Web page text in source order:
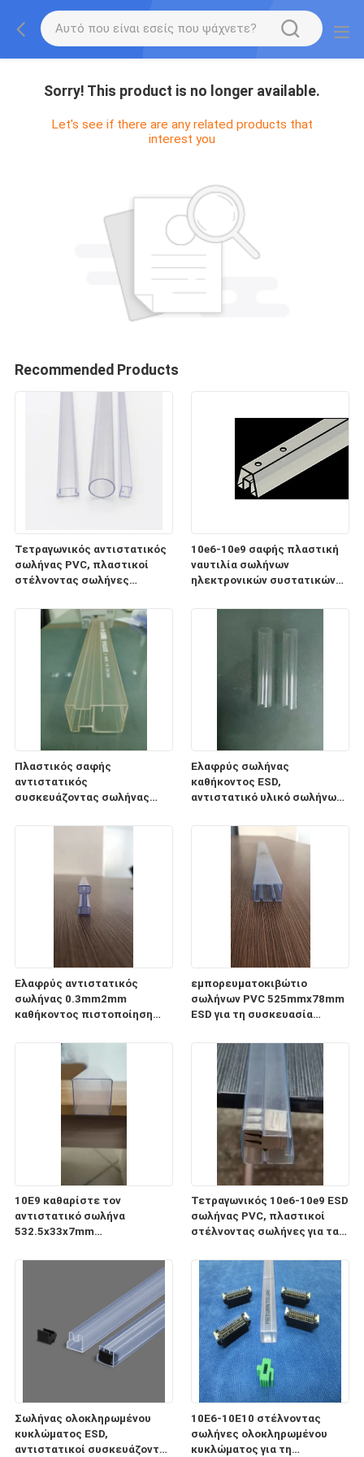
Sorry! This product is no longer available.
Let's see if there are any related products that
interest you
Recommended Products
Τετραγωνικός αντιστατικός
σωλήνας PVC, πλαστικοί
στέλνοντας σωλήνες
10e6-10e9 σαφής πλαστική
ναυτιλία σωλήνων
ηλεκτρονικών συστατικών
Πλαστικός σαφής
αντιστατικός
συσκευάζοντας σωλήνας
Ελαφρύς σωλήνας
καθήκοντος ESD,
αντιστατικό υλικό σωλήνων
ολοκληρωμένου κυκλώματος
Ελαφρύς αντιστατικός
σωλήνας 0.3mm2mm
καθήκοντος πιστοποίηση
εμπορευματοκιβώτιο
σωλήνων PVC 525mmx78mm
ESD για τη συσκευασία
ηλεκτρικού ρεύματος
10E9 καθαρίστε τον
αντιστατικό σωλήνα
532.5x33x7mm
ESD για τη συσκευασία και τη
Τετραγωνικός 10e6-10e9 ESD
σωλήνας PVC, πλαστικοί
στέλνοντας σωλήνες για τα
Σωλήνας ολοκληρωμένου
κυκλώματος ESD,
αντιστατικοί συσκευάζοντας
10E6-10E10 στέλνοντας
σωλήνες ολοκληρωμένου
κυκλώματος για τη